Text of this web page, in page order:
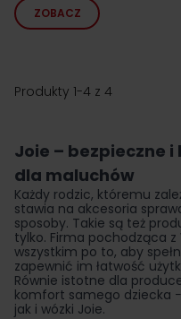
ZOBACZ
Produkty 1-4 z 4
Joie – bezpieczne
dla maluchów
Każdy rodzic, któremu
stawia na akcesoria
sposoby. Takie są też
tylko. Firma pochodząca z
wszystkim po to, aby
zapewnić im łatwość
Równie istotne dla
komfort samego dziecka
jak i wózki Joie.